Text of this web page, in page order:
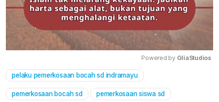
Powered by GliaStudios
pelaku pemerkosaan bocah sd indramayu
pemerkosaan bocah sd pemerkosaan siswa sd